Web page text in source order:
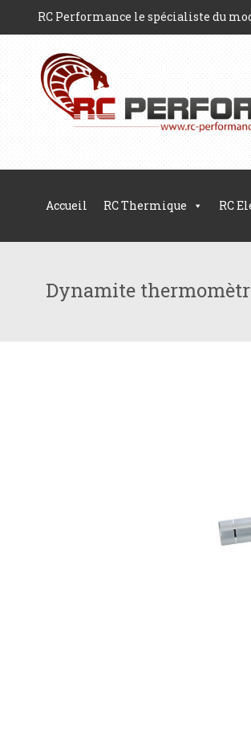
RC Performance le spécialiste du
Accueil RC Thermique RC
Dynamite